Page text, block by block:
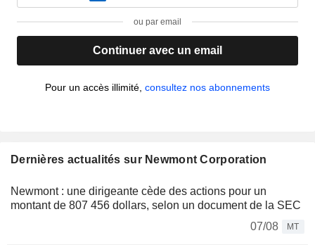
ou par email
Continuer avec un email
Pour un accès illimité, consultez nos abonnements
Dernières actualités sur Newmont Corporation
Newmont : une dirigeante cède des actions pour un
montant de 807 456 dollars, selon un document de la SEC
07/08
MT